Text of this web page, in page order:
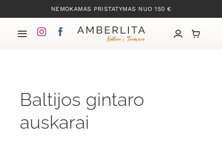
to
content
NEMOKAMAS PRISTATYMAS NUO 150 €
Toggle
Mūsų kolekcijos
Baltijos gintaro
auskarai